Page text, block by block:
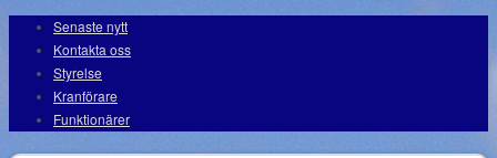
Senaste nytt
Kontakta oss
Styrelse
Kranförare
Funktionärer